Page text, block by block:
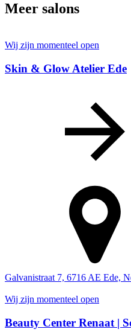
Meer salons
Wij zijn momenteel open
Skin & Glow Atelier Ede
Galvanistraat 7, 6716 AE Ede,
Wij zijn momenteel open
Beauty Center Renaat |